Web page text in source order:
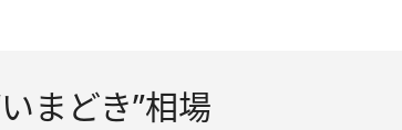
まどき”相場